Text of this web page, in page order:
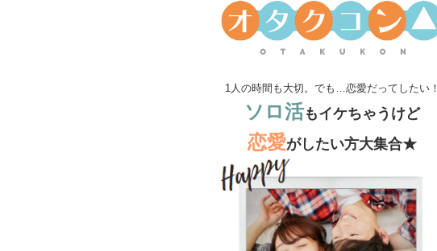
1人の時間も大切。でも…恋愛だってしたい！
ソロ活もイケちゃうけど
恋愛がしたい方大集合★